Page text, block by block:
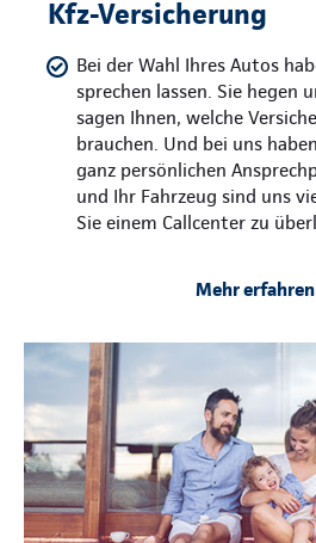
Kfz-Versicherung
Bei der Wahl Ihres Autos
sprechen lassen. Sie hegen
sagen Ihnen, welche
brauchen. Und bei uns
ganz persönlichen
und Ihr Fahrzeug sind uns
Sie einem Callcenter zu
Mehr erfahren